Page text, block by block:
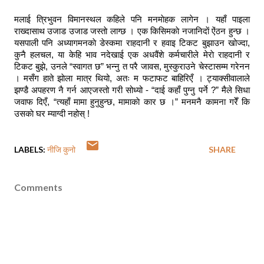
मलाई त्रिभुवन विमानस्थल कहिले पनि मनमाेहक लागेन । यहाँ पाइला
राख्दासाथ उजाड उजाड जस्ताे लाग्छ । एक किसिमकाे नजानिदाें ऐंठन हुन्छ ।
यसपाली पनि अध्यागमनकाे डेस्कमा राहदानी र हवाइ टिकट बुझाउन खोज्दा,
कुनै हलचल, या केहि भाव नदेखाई एक अधवैंशे कर्मचारीले मेराे राहदानी र
टिकट बुझे, उनले “स्वागत छ” भन्नु त परै जावस, मुस्कुराउने चेस्टासम्म गरेनन
। मसँग हाते झाेला मात्र थियो, अतः म फटाफट बाहिरिएँ । ट्याक्सीवालाले
झण्डै अपहरण नै गर्न आएजस्तो गरी सोध्यो - “दाई कहाँ पुग्नु पर्ने ?” मैले सिधा
जवाफ दिएँ, “त्यहाँ मामा हुनुहुन्छ, मामाकाे कार छ ।” मनमनै कामना गरेँ कि
उसकाे घर म्याग्दी नहोस् !
LABELS: नीजि कुनो SHARE
Comments